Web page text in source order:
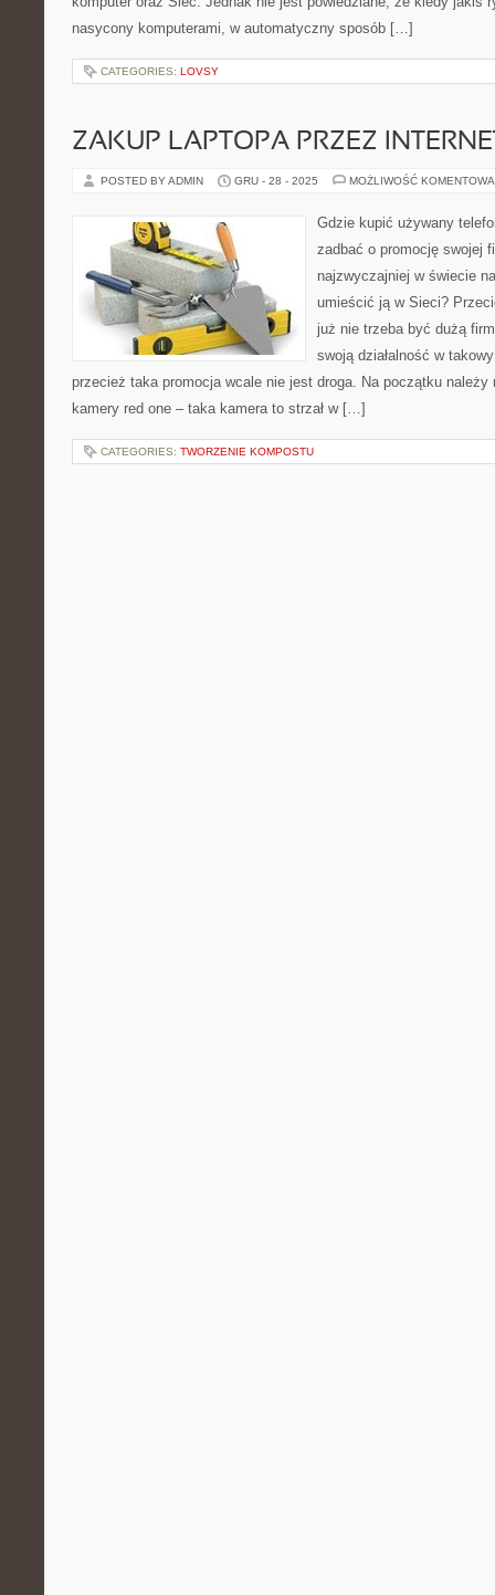
nasycony komputerami, w automatyczny sposób […]
CATEGORIES: LOVSY
ZAKUP LAPTOPA PRZEZ
POSTED BY ADMIN GRU - 28 - 2025 MOŻLIWOŚĆ
Gdzie kupić używany
zadbać o promocję swojej
najzwyczajniej w świecie
umieścić ją w Sieci?
już nie trzeba być dużą
swoją działalność w
przecież taka promocja wcale nie jest droga. Na początku należy
kamery red one – taka kamera to strzał w […]
CATEGORIES: TWORZENIE KOMPOSTU